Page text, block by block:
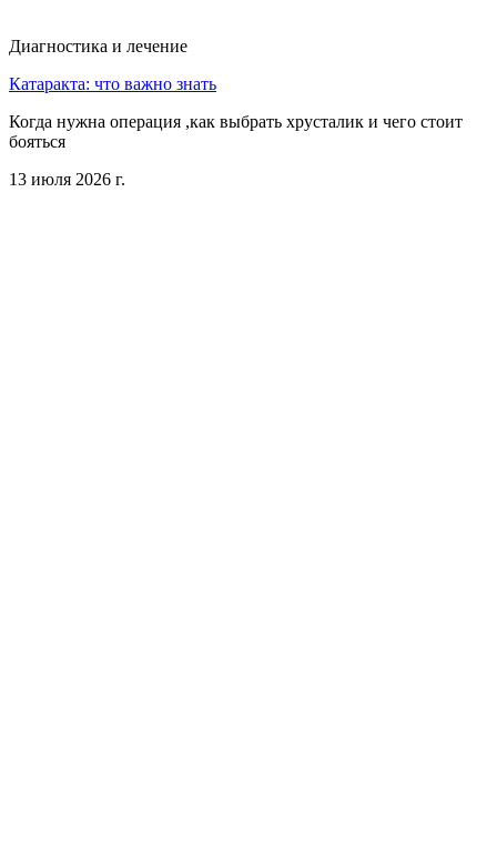
Диагностика и лечение
Катаракта: что важно знать
Когда нужна операция ,как выбрать хрусталик и чего стоит
бояться
13 июля 2026 г.